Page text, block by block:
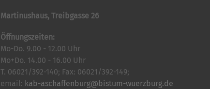
Martinushaus, Treibgasse 26
Öffnungszeiten:
Mo-Do. 9.00 - 12.00 Uhr
Mo+Do. 14.00 - 16.00 Uhr
T. 06021/392-140; Fax: 06021/392-149;
email: kab-aschaffenburg@bistum-wuerzburg.de